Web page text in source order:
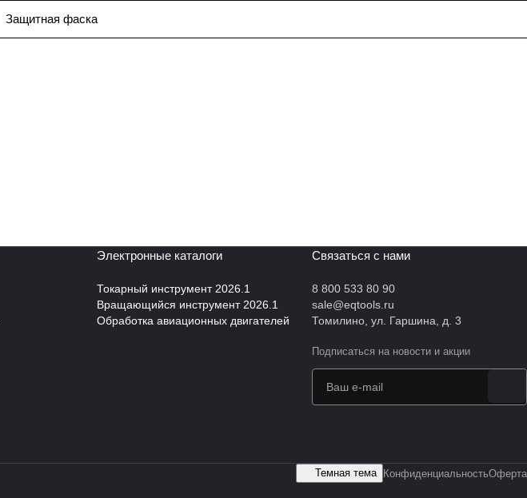
Защитная фаска
Электронные каталоги
Токарный инструмент 2026.1
Вращающийся инструмент 2026.1
Обработка авиационных двигателей
Связаться с нами
8 800 533 80 90
sale@eqtools.ru
Томилино, ул. Гаршина, д. 3
Подписаться на новости и акции
Темная тема КонфиденциальностьОферта